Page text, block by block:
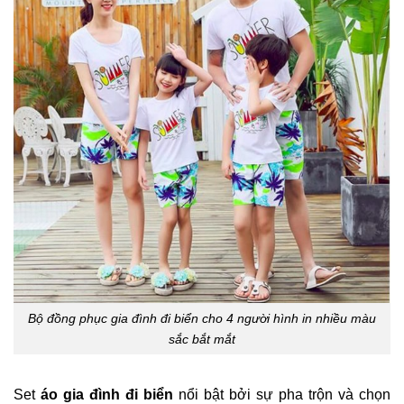
Bộ đồng phục gia đình đi biển cho 4 người hình in nhiều màu
sắc bắt mắt
Set áo gia đình đi biển nổi bật bởi sự pha trộn và chọn